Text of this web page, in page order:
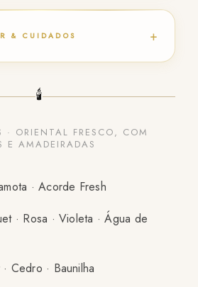
& CUIDADOS +
🕯️
· ORIENTAL FRESCO, COM
E AMADEIRADAS
· Acorde Fresh
· Rosa · Violeta · Água de
Cedro · Baunilha